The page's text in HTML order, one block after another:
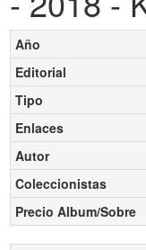
Año
Editorial
Tipo
Enlaces
Autor
Coleccionistas
Precio Album/Sobre